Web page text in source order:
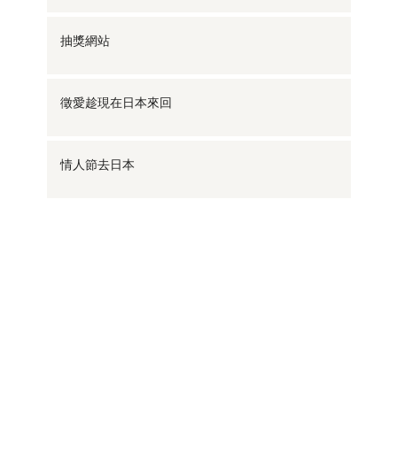
抽獎網站
徵愛趁現在日本來回
情人節去日本